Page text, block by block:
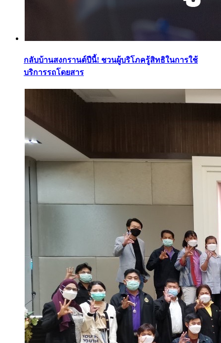
กลับบ้านสงกรานต์ปีนี้! ชวนผู้บริโภครู้สิทธิในการใช้
บริการรถโดยสาร